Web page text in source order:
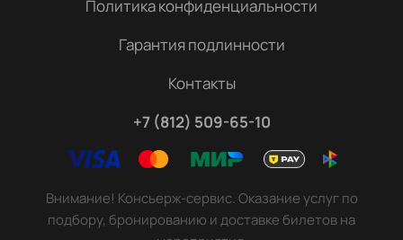
Политика конфиденциальности
Гарантия подлинности
Контакты
+7 (812) 509-65-10
Внимание! Консьерж-сервис. Оказание услуг по
подбору, бронированию и доставке билетов на